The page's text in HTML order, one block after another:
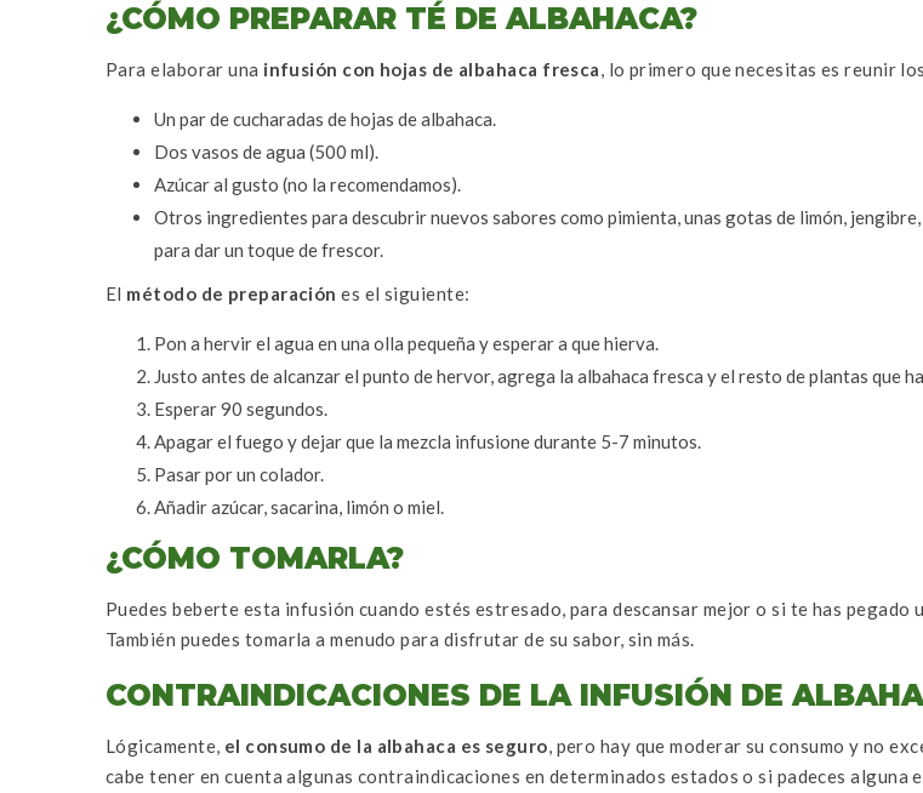
¿CÓMO PREPARAR TÉ DE ALBAHACA?
Para elaborar una infusión con hojas de albahaca fresca, lo primero que necesitas es reunir
Un par de cucharadas de hojas de albahaca.
Dos vasos de agua (500 ml).
Azúcar al gusto (no la recomendamos).
Otros ingredientes para descubrir nuevos sabores como pimienta, unas gotas de limón,
para dar un toque de frescor.
El método de preparación es el siguiente:
Pon a hervir el agua en una olla pequeña y esperar a que hierva.
Justo antes de alcanzar el punto de hervor, agrega la albahaca fresca y el resto de plantas que
Esperar 90 segundos.
Apagar el fuego y dejar que la mezcla infusione durante 5-7 minutos.
Pasar por un colador.
Añadir azúcar, sacarina, limón o miel.
¿CÓMO TOMARLA?
Puedes beberte esta infusión cuando estés estresado, para descansar mejor o si te has pegado
También puedes tomarla a menudo para disfrutar de su sabor, sin más.
CONTRAINDICACIONES DE LA INFUSIÓN DE
Lógicamente, el consumo de la albahaca es seguro, pero hay que moderar su consumo y no
cabe tener en cuenta algunas contraindicaciones en determinados estados o si padeces alguna